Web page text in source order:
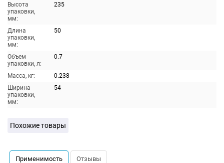
Высота
упаковки,
мм:
235
Длина
упаковки,
мм:
50
Объем
упаковки, л:
0.7
Масса, кг:
0.238
Ширина
упаковки,
мм:
54
Похожие товары
Применимость Отзывы